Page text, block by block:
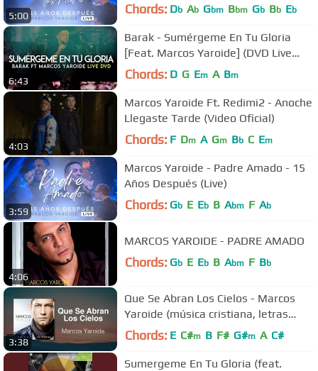
5:00 Chords: Db Ab Gbm Bbm Gb Bb Eb
6:43
Barak - Sumérgeme En Tu Gloria
[Feat. Marcos Yaroide] (DVD Live
Generación Sedienta)
Chords: D G Em A Bm
4:03
Marcos Yaroide Ft. Redimi2 - Anoche
Llegaste Tarde (Video Oficial)
Chords: F Dm A Gm Bb C Em
3:59
Marcos Yaroide - Padre Amado - 15
Años Después (Live)
Chords: Gb E Eb B Abm F Ab
4:06
MARCOS YAROIDE - PADRE AMADO
Chords: Gb E Eb B Abm F Bb
3:38
Que Se Abran Los Cielos - Marcos
Yaroide (música cristiana, letras
incluidas)
Chords: E C#m B F# G#m A C#
Sumergeme En Tu Gloria (feat.